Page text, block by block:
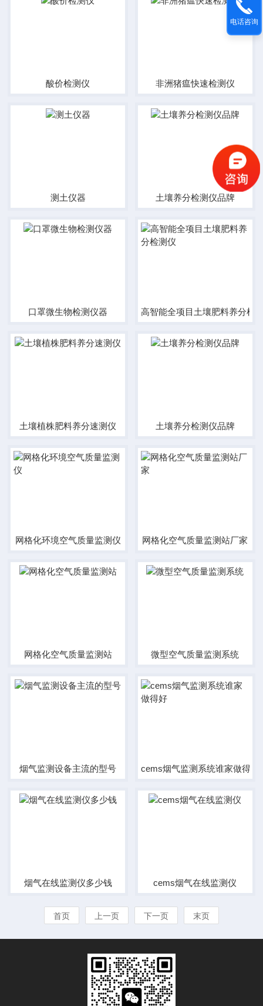
酸价检测仪 非洲猪瘟快速检测仪
测土仪器 土壤养分检测仪品牌
口罩微生物检测仪器 高智能全项目土壤肥料养分检
土壤植株肥料养分速测仪 土壤养分检测仪品牌
网格化环境空气质量监测仪 网格化空气质量监测站厂家
网格化空气质量监测站 微型空气质量监测系统
烟气监测设备主流的型号 cems烟气监测系统谁家做得好
烟气在线监测仪多少钱 cems烟气在线监测仪
首页 上一页 下一页 末页
电话咨询